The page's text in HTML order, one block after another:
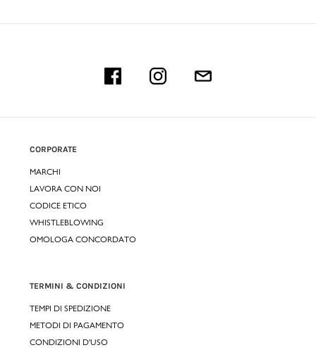
CORPORATE
MARCHI
LAVORA CON NOI
CODICE ETICO
WHISTLEBLOWING
OMOLOGA CONCORDATO
TERMINI & CONDIZIONI
TEMPI DI SPEDIZIONE
METODI DI PAGAMENTO
CONDIZIONI D'USO